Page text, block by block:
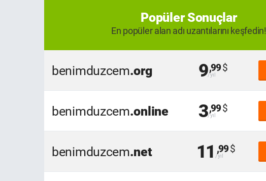
Popüler Sonuçlar
En popüler alan adı uzantılarını keşfedin!
benimduzcem.org 9,99
benimduzcem.online 3,99
benimduzcem.net 11 ,99